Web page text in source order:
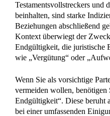
Testamentsvollstreckers und
beinhalten, sind starke
Beziehungen abschließend
Kontext überwiegt der
Endgültigkeit, die juristische
wie „Vergütung“ oder
Wenn Sie als vorsichtige
vermeiden wollen, benötigen
Endgültigkeit“. Diese beruht
bei einer umfassenden